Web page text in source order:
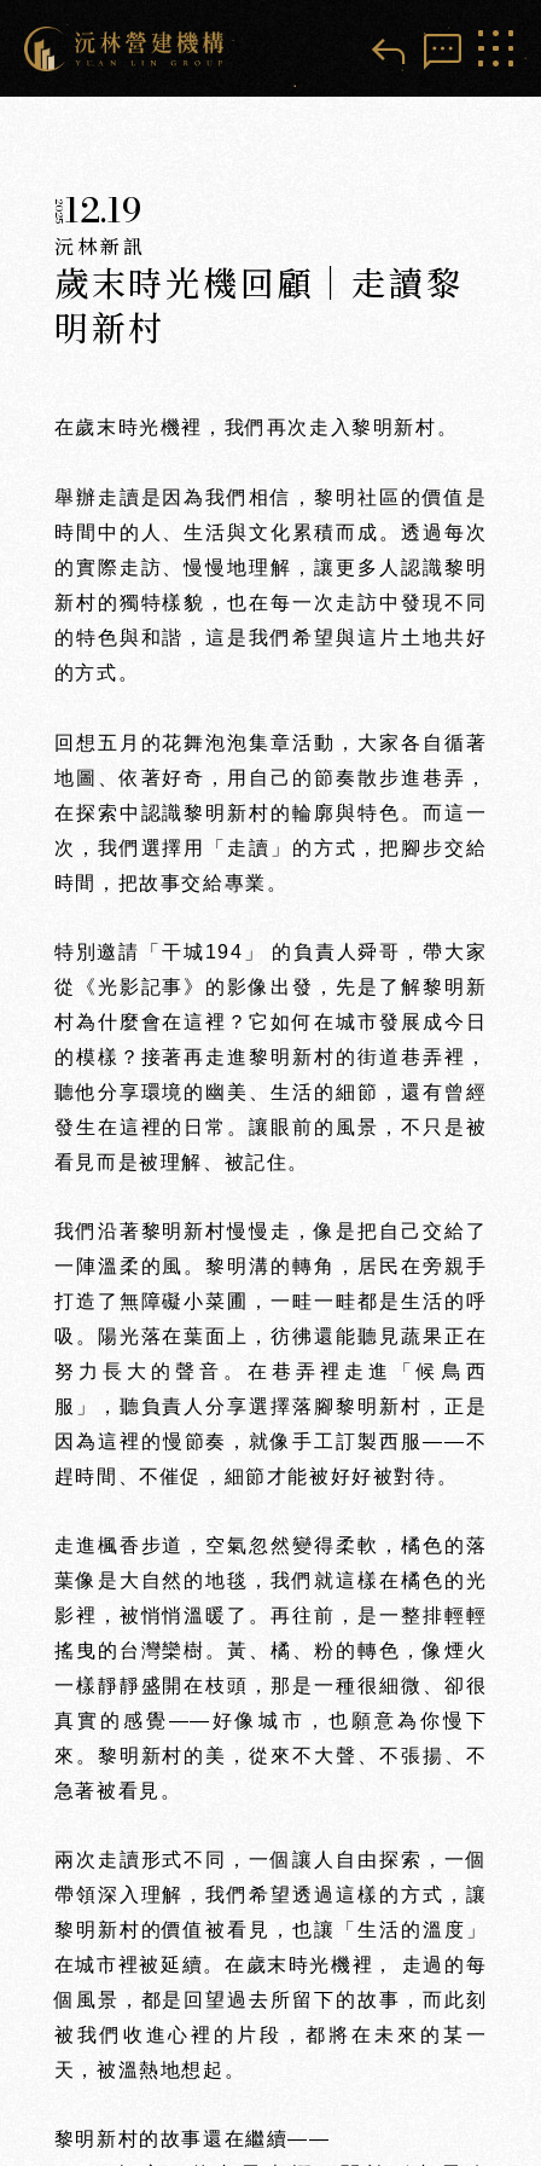
reply sms
沅
建
築
沅
新
案
202512.19
沅林新訊
歲末時光機回顧｜走讀黎
明新村
在歲末時光機裡，我們再次走入黎明新村。
舉辦走讀是因為我們相信，黎明社區的價值是
時間中的人、生活與文化累積而成。透過每次
的實際走訪、慢慢地理解，讓更多人認識黎明
新村的獨特樣貌，也在每一次走訪中發現不同
的特色與和諧，這是我們希望與這片土地共好
的方式。
回想五月的花舞泡泡集章活動，大家各自循著
地圖、依著好奇，用自己的節奏散步進巷弄，
在探索中認識黎明新村的輪廓與特色。而這一
次，我們選擇用「走讀」的方式，把腳步交給
時間，把故事交給專業。
特別邀請「 干城194」
的負責人舜哥，帶大家
從《光影記事》的影像出發，先是了解黎明新
村為什麼會在這裡？它如何在城市發展成今日
的模樣？接著再走進黎明新村的街道巷弄裡，
聽他分享環境的幽美、生活的細節，還有曾經
發生在這裡的日常。讓眼前的風景，不只是被
看見而是被理解、被記住。
我們沿著黎明新村慢慢走，像是把自己交給了
一陣溫柔的風。黎明溝的轉角，
居民在旁親手
打造了無障礙小菜圃，一畦一畦都是生活的呼
吸 。陽光落在葉面上，彷彿還能聽見蔬果正在
努力長大的聲音。在巷弄裡走進「候鳥西
服」，聽負責人分享選擇落腳黎明新村，正是
因為這裡的慢節奏，就像手工訂製西服——不
趕時間、不催促，細節才能被好好被對待。
走進楓香步道，空氣忽然變得柔軟，橘色的落
葉像是大自然的地毯，我們就這樣在橘色的光
影裡，被悄悄溫暖了。再往前，是一整排輕輕
搖曳的台灣欒樹。黃、橘、粉的轉色，像煙火
一樣靜靜盛開在枝頭，那是一種很細微、卻很
真實的感覺——好像城市，也願意為你慢下
來。黎明新村的美，從來不大聲、不張揚、不
急著被看見。
兩次走讀形式不同，一個讓人自由探索，一個
帶領深入理解，我們希望透過這樣的方式，讓
黎明新村的價值被看見，也讓「生活的溫度」
在城市裡被延續。在歲末時光機裡， 走過的每
個風景，都是回望過去所留下的故事，而此刻
被我們收進心裡的片段，都將在未來的某一
天，被溫熱地想起。
黎明新村的故事還在繼續——